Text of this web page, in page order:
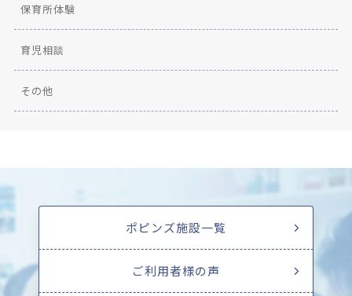
保育所体験
育児相談
その他
ポピンズ施設一覧
ご利用者様の声